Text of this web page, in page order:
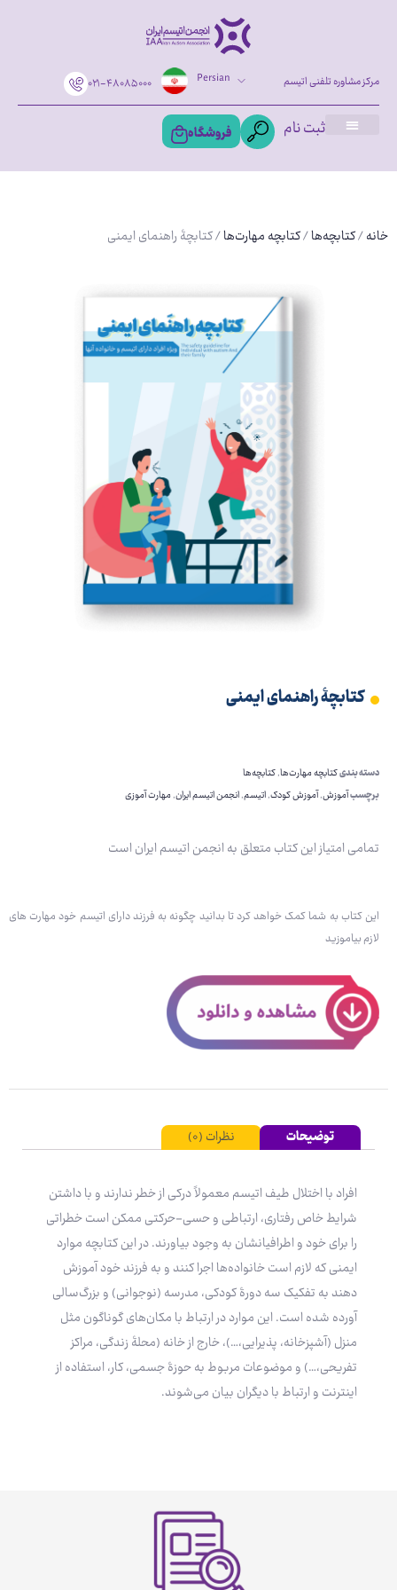
۰۲۱-۴۸۰۸۵۰۰۰ Persian مرکز مشاوره تلفنی اتیسم
ثبت نام فروشگاه
خانه/کتابچه‌ها/کتابچه مهارت‌ها/ کتابچۀ راهنمای ایمنی
کتابچۀ راهنمای ایمنی
دسته بندیکتابچه مهارت‌ها,کتابچه‌ها
برچسبآموزش,آموزش کودک,اتیسم,انجمن اتیسم ایران,مهارت آموزی
تمامی امتیاز این کتاب متعلق­ به انجمن اتیسم ایران است
این کتاب به شما کمک خواهد کرد تا بدانید چگونه به فرزند دارای اتیسم خود مهارت های
لازم بیاموزید
توضیحات نظرات (۰)
افراد با اختلال طیف اتیسم معمولاً درکی از خطر ندارند و با داشتن
شرایط خاص رفتاری، ارتباطی و حسی-حرکتی ممکن است خطراتی
را برای خود و اطرافیانشان به وجود بیاورند. در این کتابچه موارد
ایمنی که لازم است خانواده‌ها اجرا کنند و به فرزند خود آموزش
دهند به تفکیک سه دورۀ کودکی، مدرسه (نوجوانی) و بزرگ‌سالی
آورده شده است. این موارد در ارتباط با مکان‌های گوناگون مثل
منزل (آشپزخانه، پذیرایی،…)، خارج از خانه (محلۀ زندگی، مراکز
تفریحی،…) و موضوعات مربوط به حوزۀ جسمی، کار، استفاده از
اینترنت و ارتباط با دیگران بیان می‌شوند.